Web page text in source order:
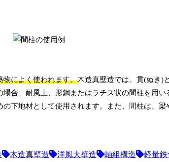
物によく使われます。木造真壁造では、貫(ぬき)
合、耐風上、形鋼またはラチス状の間柱を用
の下地材として使用されます。また、間柱は、
木造真壁造 洋風大壁造 軸組構造 軽量